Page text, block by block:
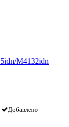
M4132idn
Добавлено